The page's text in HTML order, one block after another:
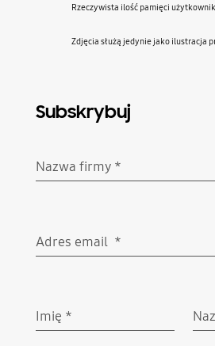
Rzeczywista ilość pamięci
Zdjęcia służą jedynie jako ilustracja
Subskrybuj
Nazwa firmy *
Adres email *
Imię *